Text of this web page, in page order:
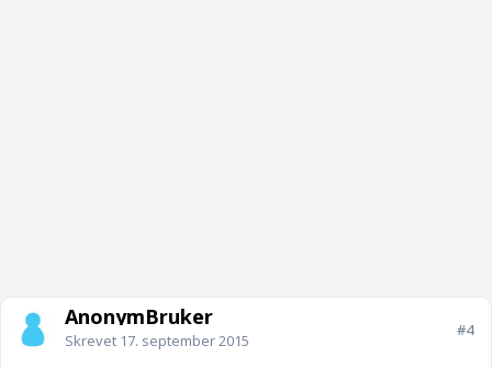
AnonymBruker
Skrevet 17. september 2015
#4